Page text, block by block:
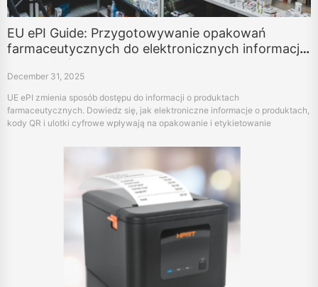
EU ePI Guide: Przygotowywanie opakowań
farmaceutycznych do elektronicznych informacji
o produkcie
December 31, 2025
UE ePI zmienia sposób dostępu do informacji o produktach
farmaceutycznych. Dowiedz się, jak elektroniczne informacje o produktach,
kody QR i ulotki cyfrowe wpływają na opakowanie i etykietowanie